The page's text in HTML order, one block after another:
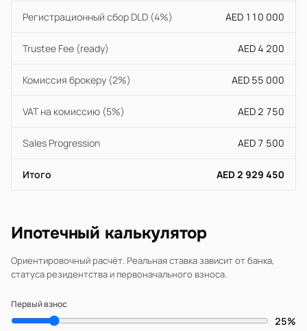
Регистрационный сбор DLD (4%) AED 110 000
Trustee Fee (ready) AED 4 200
Комиссия брокеру (2%) AED 55 000
VAT на комиссию (5%) AED 2 750
Sales Progression AED 7 500
Итого AED 2 929 450
Ипотечный калькулятор
Ориентировочный расчёт. Реальная ставка зависит от банка,
статуса резидентства и первоначального взноса.
Первый взнос
25%